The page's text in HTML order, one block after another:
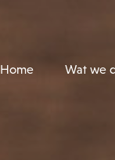
Home Wat we